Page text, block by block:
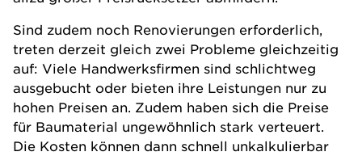
Sind zudem noch Renovierungen erforderlich,
treten derzeit gleich zwei Probleme gleichzeitig
auf: Viele Handwerksfirmen sind schlichtweg
ausgebucht oder bieten ihre Leistungen nur zu
hohen Preisen an. Zudem haben sich die Preise
für Baumaterial ungewöhnlich stark verteuert.
Die Kosten können dann schnell unkalkulierbar